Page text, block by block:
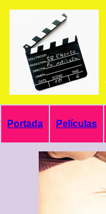
Portada Películas